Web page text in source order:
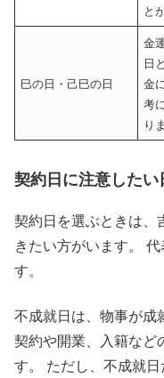
と
巳の日・己巳の日
金
日
金
考
り
契約日に注意したい
契約日を選ぶときは、
きたい方がいます。
す。
不成就日は、物事が成
契約や開業、入籍など
す。 ただし、不成就